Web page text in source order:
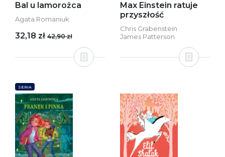
Bal u lamorożca
Agata Romaniuk
32,18 zł 42,90 zł
Max Einstein ratuje
przyszłość
Chris Grabenstein
James Patterson
SERIA